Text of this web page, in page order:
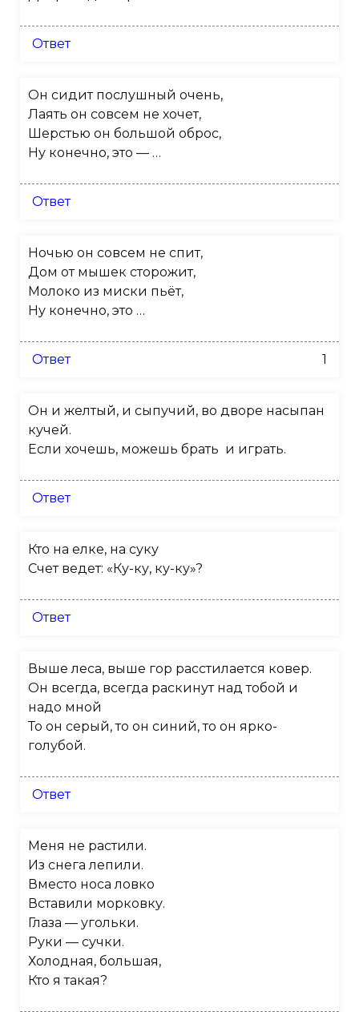
Ответ
Он сидит послушный очень,
Лаять он совсем не хочет,
Шерстью он большой оброс,
Ну конечно, это — …
Ответ
Ночью он совсем не спит,
Дом от мышек сторожит,
Молоко из миски пьёт,
Ну конечно, это …
Ответ 1
Он и желтый, и сыпучий, во дворе насыпан
кучей.
Если хочешь, можешь брать и играть.
Ответ
Кто на елке, на суку
Счет ведет: «Ку-ку, ку-ку»?
Ответ
Выше леса, выше гор расстилается ковер.
Он всегда, всегда раскинут над тобой и
надо мной
То он серый, то он синий, то он ярко-
голубой.
Ответ
Меня не растили.
Из снега лепили.
Вместо носа ловко
Вставили морковку.
Глаза — угольки.
Руки — сучки.
Холодная, большая,
Кто я такая?